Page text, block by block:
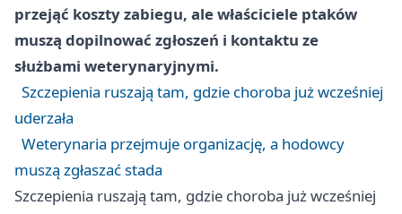
przejąć koszty zabiegu, ale właściciele ptaków
muszą dopilnować zgłoszeń i kontaktu ze
służbami weterynaryjnymi.
Szczepienia ruszają tam, gdzie choroba już wcześniej
uderzała
Weterynaria przejmuje organizację, a hodowcy
muszą zgłaszać stada
Szczepienia ruszają tam, gdzie choroba już wcześniej